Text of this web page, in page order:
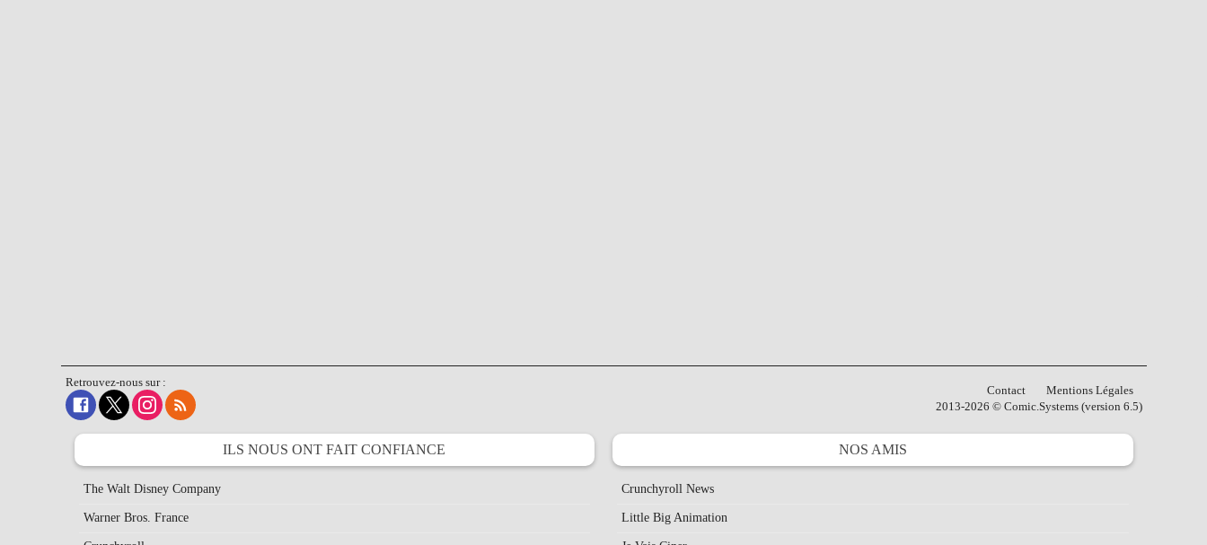
Retrouvez-nous sur :
Contact
Mentions Légales
2013-2026 © Comic.Systems (version 6.5)
ILS NOUS ONT FAIT CONFIANCE
The Walt Disney Company
Warner Bros. France
NOS AMIS
Crunchyroll News
Little Big Animation